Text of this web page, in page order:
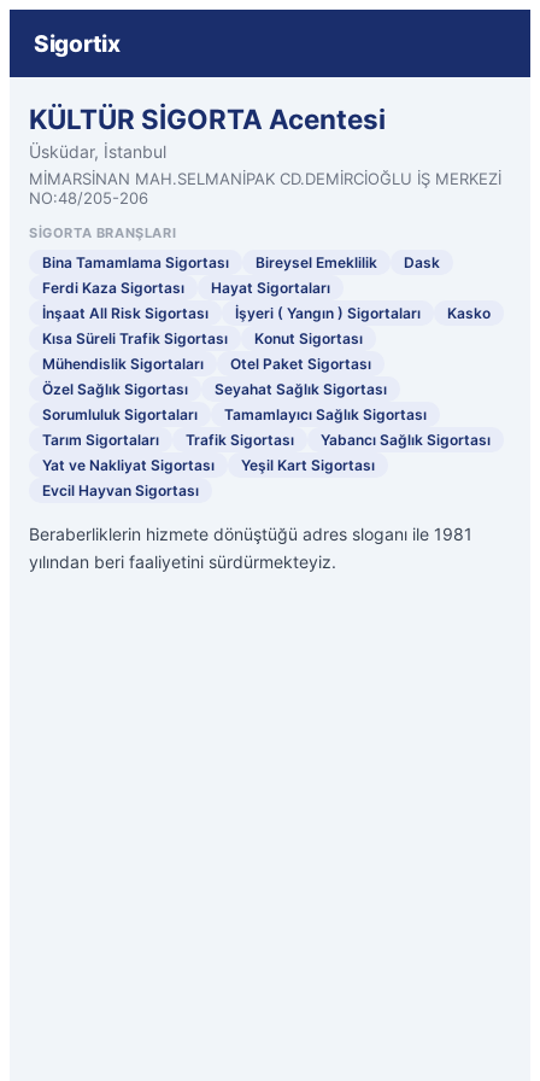
Sigortix
KÜLTÜR SİGORTA Acentesi
Üsküdar, İstanbul
MİMARSİNAN MAH.SELMANİPAK CD.DEMİRCİOĞLU İŞ MERKEZİ
NO:48/205-206
SIGORTA BRANŞLARI
Bina Tamamlama Sigortası Bireysel Emeklilik
Dask
Ferdi Kaza Sigortası
Hayat Sigortaları
İnşaat All Risk Sigortası
İşyeri ( Yangın ) Sigortaları
Kasko
Kısa Süreli Trafik Sigortası
Konut Sigortası
Mühendislik Sigortaları
Otel Paket Sigortası
Özel Sağlık Sigortası
Seyahat Sağlık Sigortası
Sorumluluk Sigortaları
Tamamlayıcı Sağlık Sigortası
Tarım Sigortaları
Trafik Sigortası
Yabancı Sağlık Sigortası
Yat ve Nakliyat Sigortası
Yeşil Kart Sigortası
Evcil Hayvan Sigortası
Beraberliklerin hizmete dönüştüğü adres sloganı ile 1981
yılından beri faaliyetini sürdürmekteyiz.